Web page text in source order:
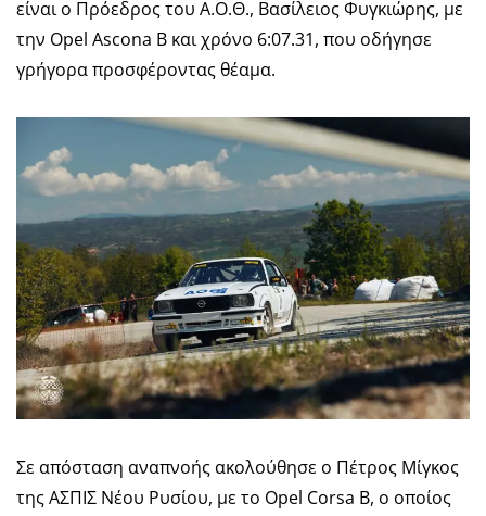
είναι ο Πρόεδρος του Α.Ο.Θ., Βασίλειος Φυγκιώρης, με
την Opel Ascona B και χρόνο 6:07.31, που οδήγησε
γρήγορα προσφέροντας θέαμα.
Σε απόσταση αναπνοής ακολούθησε ο Πέτρος Μίγκος
της ΑΣΠΙΣ Νέου Ρυσίου, με το Opel Corsa B, ο οποίος